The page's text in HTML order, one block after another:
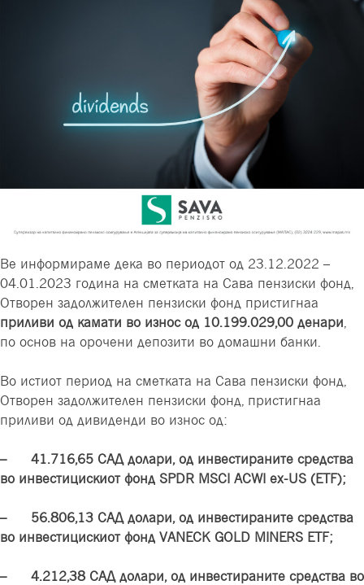
Ве информираме дека во периодот од 23.12.2022 –
04.01.2023 година на сметката на Сава пензиски фонд,
Отворен задолжителен пензиски фонд пристигнаа
приливи од камати во износ од 10.199.029,00 денари
по основ на орочени депозити во домашни банки
Во истиот период на сметката на Сава пензиски фонд,
Отворен задолжителен пензиски фонд, пристигнаа
приливи од дивиденди во износ од:
– 41.716,65 САД долари, од инвестираните средства
во инвестицискиот фонд SPDR MSCI ACWI ex-US (ETF);
– 56.806,13 САД долари, од инвестираните средства
во инвестицискиот фонд VANECK GOLD MINERS ETF;
– 4.212,38 САД долари, од инвестираните средства во